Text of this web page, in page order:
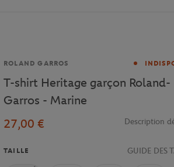
Marque
ROLAND GARROS
T-shirt Heritage garçon Roland-
Garros - Marine
27,00 €
Description
TAILLE GUIDE DES